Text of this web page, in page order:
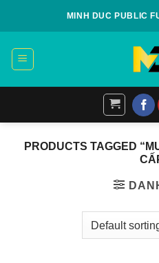
MINH DUC PUBLIC
PRODUCTS TAGGED